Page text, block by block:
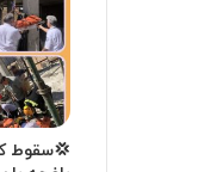
💢سقوط